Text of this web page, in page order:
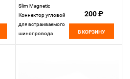
Slim Magnetic
Коннектор угловой
для встраиваемого
шинопровода
200 ₽
В КОРЗИНУ